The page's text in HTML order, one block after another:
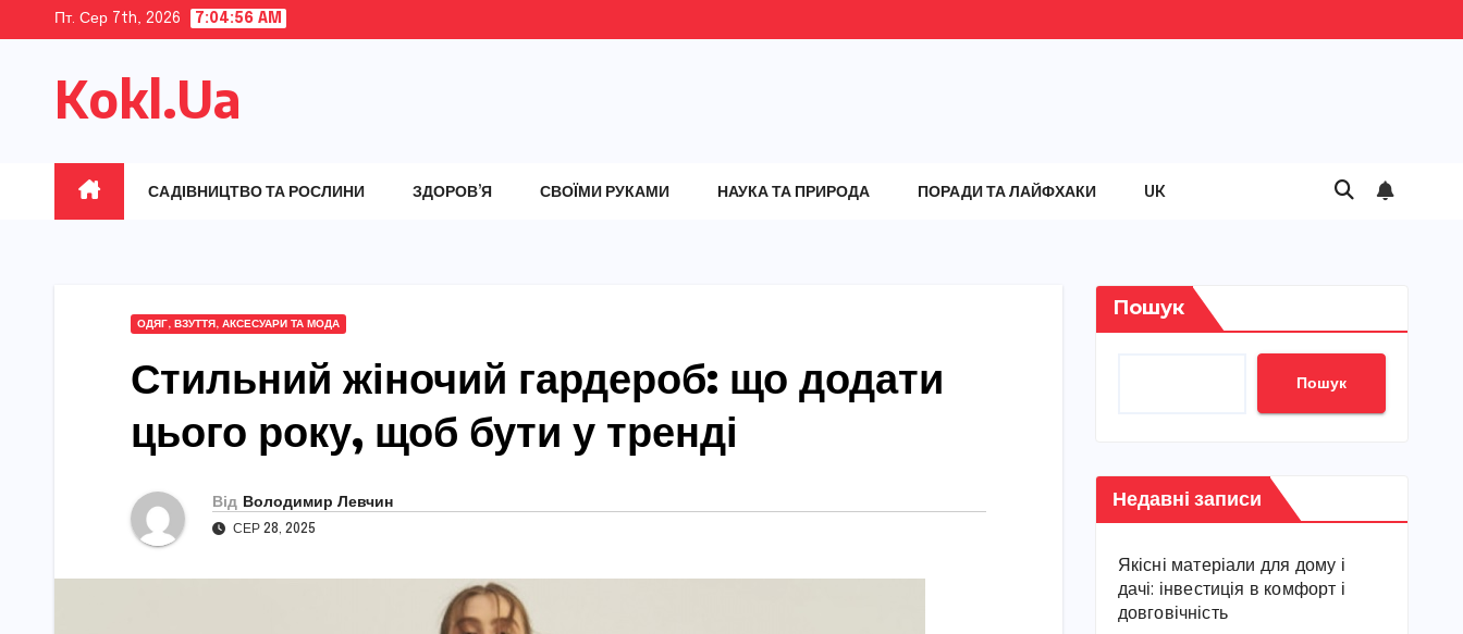
content
Пт. Сер 7th, 2026 7:04:57 AM
Kokl.Ua
САДІВНИЦТВО ТА РОСЛИНИ ЗДОРОВ’Я СВОЇМИ РУКАМИ НАУКА ТА ПРИРОДА ПОРАДИ ТА ЛАЙФХАКИ UK
ОДЯГ, ВЗУТТЯ, АКСЕСУАРИ ТА МОДА
Стильний жіночий гардероб: що додати
цього року, щоб бути у тренді
Від Володимир Левчин
СЕР 28, 2025
Пошук
Пошук
Недавні записи
Якісні матеріали для дому і
дачі: інвестиція в комфорт і
довговічність